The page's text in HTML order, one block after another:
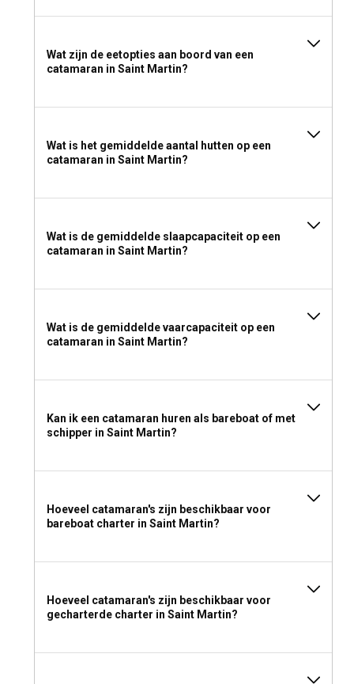
Wat zijn de eetopties aan boord van een
catamaran in Saint Martin?
Wat is het gemiddelde aantal hutten op een
catamaran in Saint Martin?
Wat is de gemiddelde slaapcapaciteit op een
catamaran in Saint Martin?
Wat is de gemiddelde vaarcapaciteit op een
catamaran in Saint Martin?
Kan ik een catamaran huren als bareboat of met
schipper in Saint Martin?
Hoeveel catamaran's zijn beschikbaar voor
bareboat charter in Saint Martin?
Hoeveel catamaran's zijn beschikbaar voor
gecharterde charter in Saint Martin?